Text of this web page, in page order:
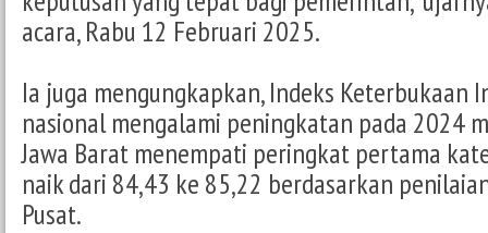
acara, Rabu 12 Februari 2025.
Ia juga mengungkapkan, Indeks Keterbukaan
nasional mengalami peningkatan pada 2024
Jawa Barat menempati peringkat pertama
naik dari 84,43 ke 85,22 berdasarkan
Pusat.